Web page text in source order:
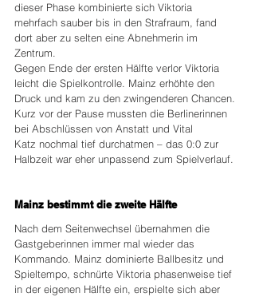
dieser Phase kombinierte sich Viktoria
mehrfach sauber bis in den Strafraum, fand
dort aber zu selten eine Abnehmerin im
Zentrum.
Gegen Ende der ersten Hälfte verlor Viktoria
leicht die Spielkontrolle. Mainz erhöhte den
Druck und kam zu den zwingenderen Chancen.
Kurz vor der Pause mussten die Berlinerinnen
bei Abschlüssen von Anstatt und Vital
Katz nochmal tief durchatmen – das 0:0 zur
Halbzeit war eher unpassend zum Spielverlauf.
Mainz bestimmt die zweite Hälfte
Nach dem Seitenwechsel übernahmen die
Gastgeberinnen immer mal wieder das
Kommando. Mainz dominierte Ballbesitz und
Spieltempo, schnürte Viktoria phasenweise tief
in der eigenen Hälfte ein, erspielte sich aber